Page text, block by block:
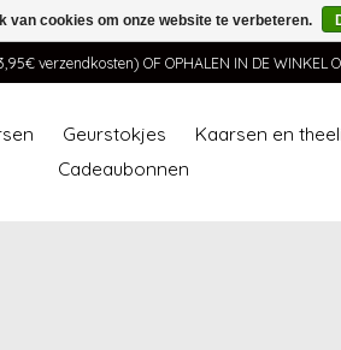
verzendkosten) OF OPHALEN IN DE WINKEL
Geurstokjes Kaarsen en
Cadeaubonnen
van cookies om onze website te verbeteren.